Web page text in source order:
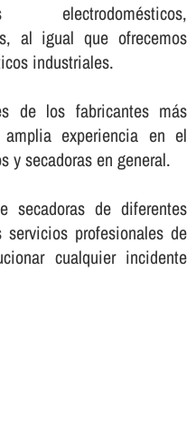
electrodomésticos,
al igual que ofrecemos
industriales.
de los fabricantes más
experiencia en el
y secadoras en general.
secadoras de diferentes
profesionales de
cualquier incidente